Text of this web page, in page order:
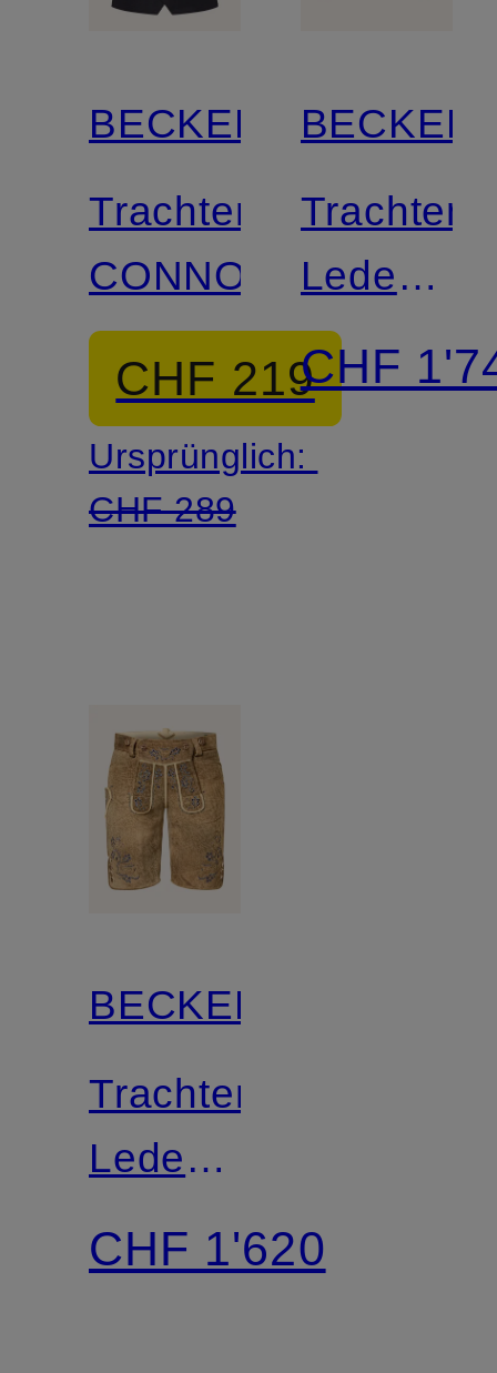
BECKERT
Trachtenweste
CONNOR
CHF 219
Ursprünglich:
CHF 289
Trachten-
MERAN
CHF
BECKERT
Trachten-
Lederhose
EGGERN
CHF 1'620